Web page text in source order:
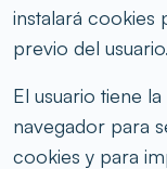
instalará cookies
previo del usuario.
El usuario tiene
navegador para
cookies y para